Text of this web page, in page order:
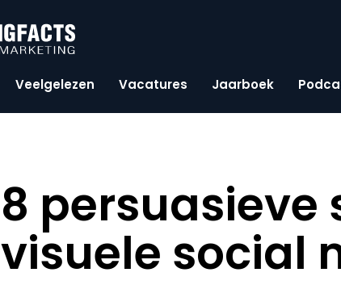
Veelgelezen Vacatures Jaarboek
8 persuasieve
visuele social